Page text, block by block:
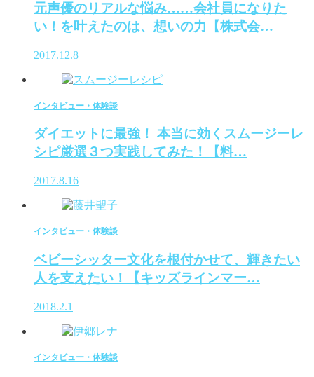
元声優のリアルな悩み……会社員になりた
い！を叶えたのは、想いの力【株式会…
2017.12.8
インタビュー・体験談
ダイエットに最強！ 本当に効くスムージーレ
シピ厳選３つ実践してみた！【料…
2017.8.16
インタビュー・体験談
ベビーシッター文化を根付かせて、輝きたい
人を支えたい！【キッズラインマー…
2018.2.1
インタビュー・体験談